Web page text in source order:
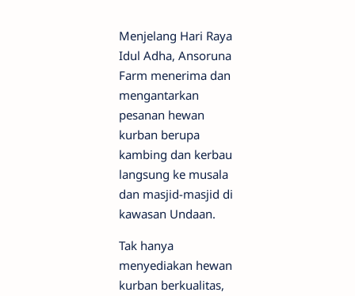
Menjelang Hari Raya
Idul Adha, Ansoruna
Farm menerima dan
mengantarkan
pesanan hewan
kurban berupa
kambing dan kerbau
langsung ke musala
dan masjid-masjid di
kawasan Undaan.
Tak hanya
menyediakan hewan
kurban berkualitas,